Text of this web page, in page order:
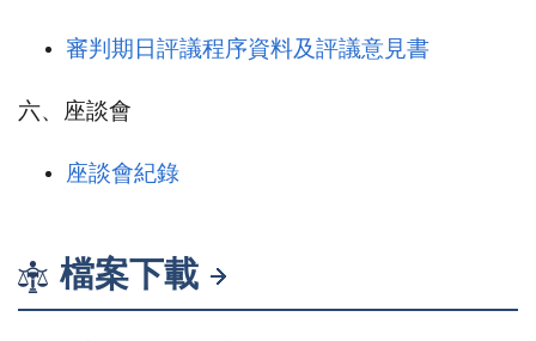
審判期日評議程序資料及評議意見書
六、座談會
座談會紀錄
檔案下載